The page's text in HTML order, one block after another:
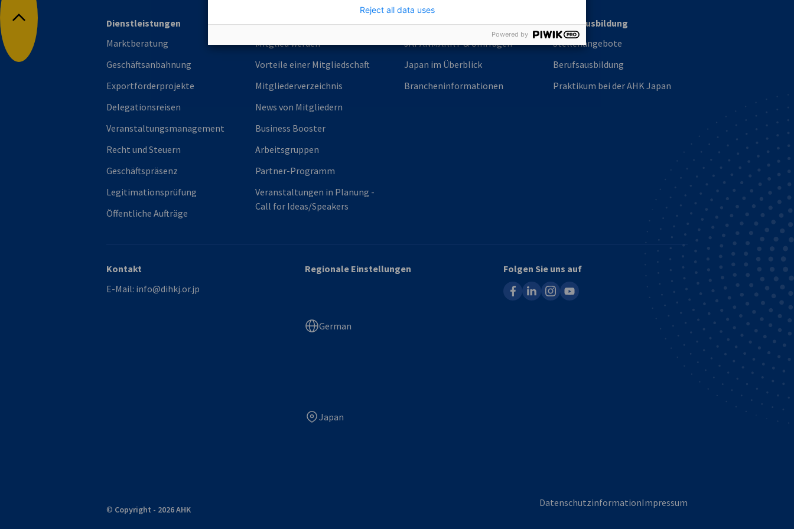
Nach oben
Dienstleistungen
Marktberatung
Geschäftsanbahnung
Exportförderprojekte
Delegationsreisen
Veranstaltungsmanagement
Recht und Steuern
Geschäftspräsenz
Legitimationsprüfung
Öffentliche Aufträge
Mitgliedschaft
Mitglied werden
Vorteile einer Mitgliedschaft
Mitgliederverzeichnis
News von Mitgliedern
Business Booster
Arbeitsgruppen
Partner-Programm
Veranstaltungen in Planung -
Call for Ideas/Speakers
Japan Update
JAPANMARKT & Umfragen
Japan im Überblick
Brancheninformationen
Job & Ausbildung
Stellenangebote
Berufsausbildung
Praktikum bei der AHK Japan
Kontakt
E-Mail: info@dihkj.or.jp
Regionale Einstellungen
German
Japan
Folgen Sie uns auf
facebooklinkedininstagram
youtube
DatenschutzinformationImpressum
© Copyright - 2026 AHK
Reject all data uses
Powered by